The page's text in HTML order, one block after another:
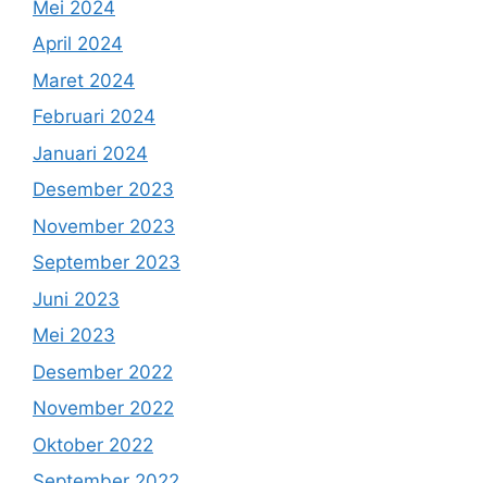
Mei 2024
April 2024
Maret 2024
Februari 2024
Januari 2024
Desember 2023
November 2023
September 2023
Juni 2023
Mei 2023
Desember 2022
November 2022
Oktober 2022